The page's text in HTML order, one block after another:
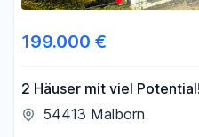
199.000 €
2 Häuser mit viel
möglich!
54413 Malborn